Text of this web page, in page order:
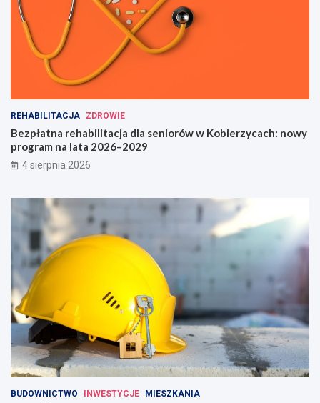
REHABILITACJA ZDROWIE
Bezpłatna rehabilitacja dla seniorów w Kobierzycach: nowy
program na lata 2026–2029
4 sierpnia 2026
BUDOWNICTWO INWESTYCJE MIESZKANIA